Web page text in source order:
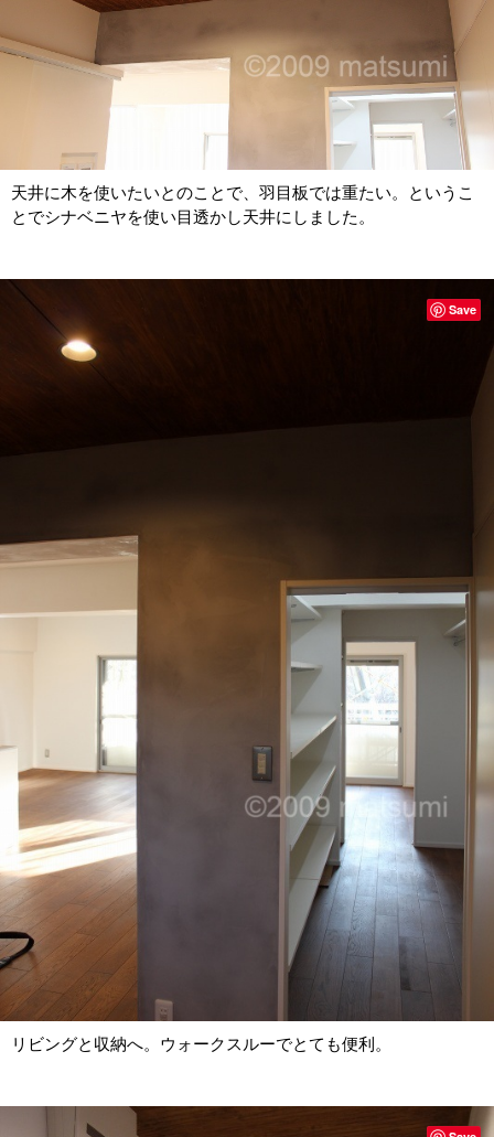
天井に木を使いたいとのことで、羽目板では重たい。というこ
とでシナベニヤを使い目透かし天井にしました。
リビングと収納へ。ウォークスルーでとても便利。
Save